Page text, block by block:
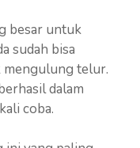
besar untuk
sudah bisa
mengulung telur.
dalam
coba.